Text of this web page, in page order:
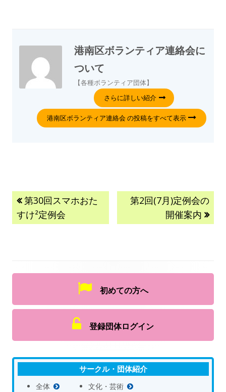
港南区ボランティア連絡会に
ついて
【各種ボランティア団体】
さらに詳しい紹介
港南区ボランティア連絡会 の投稿をすべて表示
第30回スマホおた
すけ²定例会
第2回(7月)定例会の
開催案内
初めての方へ
登録団体ログイン
サークル・団体紹介
全体
文化・芸術